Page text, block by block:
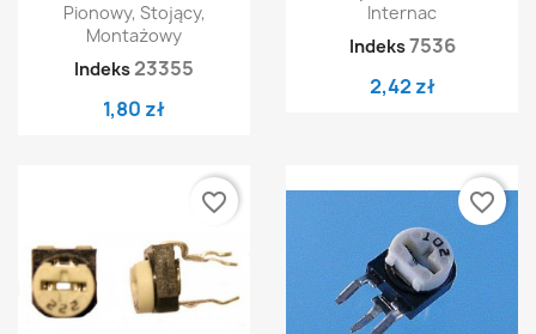
Pionowy, Stojący,
Montażowy
Indeks 23355
1,80 zł
Internac
Indeks7536
2,42 zł
favorite_border favorite_border